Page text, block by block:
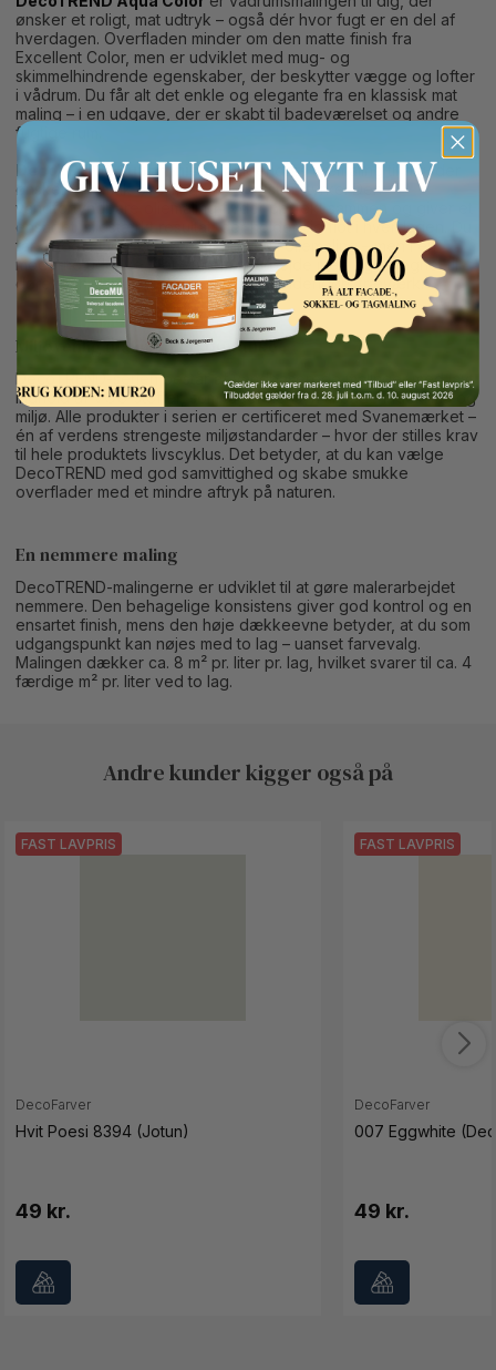
ønsker et roligt, mat udtryk – også dér hvor fugt er en del af
hverdagen. Overfladen minder om den matte finish fra
Excellent Color, men er udviklet med mug- og
skimmelhindrende egenskaber, der beskytter vægge og lofter
i vådrum. Du får alt det enkle og elegante fra en klassisk mat
maling – i en udgave, der er skabt til badeværelset og andre
fugtige rum.
DecoTREND Superfinisher indendørs træmaling til dig, der
ønsker en smuk overflade med ekstra styrke. Den
vandfortyndbare oliemaling flyder perfekt sammen og giver et
ensartet, slidstærkt resultat, der holder sig flot i hverdagen. Du
får alt det klassiske fra en traditionel oliemaling – men i en
moderne udgave, der er nem at arbejde med og velegnet til
døre, paneler, skabslåger og andet indendørs træværk.
Miljøvenlig maling med omtanke
DecoTREND-serien består af vandbaserede malinger med lavt
indhold af VOC-stoffer, som tager hensyn til både indeklima og
miljø. Alle produkter i serien er certificeret med Svanemærket –
én af verdens strengeste miljøstandarder – hvor der stilles krav
til hele produktets livscyklus. Det betyder, at du kan vælge
DecoTREND med god samvittighed og skabe smukke
overflader med et mindre aftryk på naturen.
En nemmere maling
DecoTREND-malingerne er udviklet til at gøre malerarbejdet
nemmere. Den behagelige konsistens giver god kontrol og en
ensartet finish, mens den høje dækkeevne betyder, at du som
udgangspunkt kan nøjes med to lag – uanset farvevalg.
Malingen dækker ca. 8 m² pr. liter pr. lag, hvilket svarer til ca. 4
færdige m² pr. liter ved to lag.
Andre kunder kigger også på
FAST LAVPRIS
DecoFarver
Hvit Poesi 8394 (Jotun)
49 kr.
FAST LAVPRIS
DecoFarver
007 Eggwhite
49 kr.
Button Text